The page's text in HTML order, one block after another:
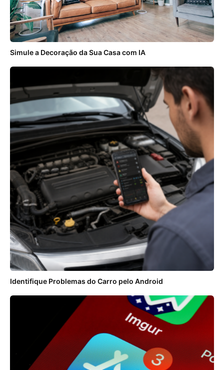
Simule a Decoração da Sua Casa com IA
Identifique Problemas do Carro pelo Android